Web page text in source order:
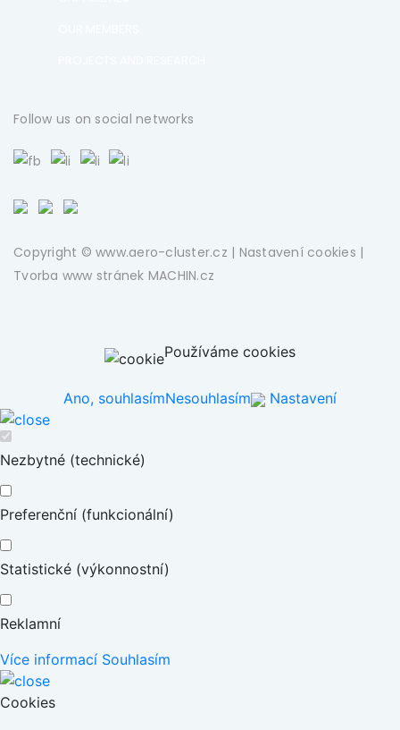
Follow us on social networks
Copyright © www.aero-cluster.cz | Nastavení cookies |
Tvorba www stránek MACHIN.cz
Používáme cookies
Ano, souhlasímNesouhlasím Nastavení
Nezbytné (technické)
Preferenční (funkcionální)
Statistické (výkonnostní)
Reklamní
Více informací Souhlasím
Cookies